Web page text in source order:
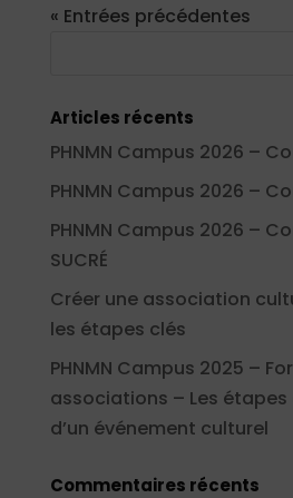
« Entrées précédentes
Articles récents
PHNMN Campus 2026 –
PHNMN Campus 2026 –
PHNMN Campus 2026 –
SUCRÉ
Créer une association
les étapes clés
PHNMN Campus 2025 –
associations – Les étapes
d’un événement culturel
Commentaires récents